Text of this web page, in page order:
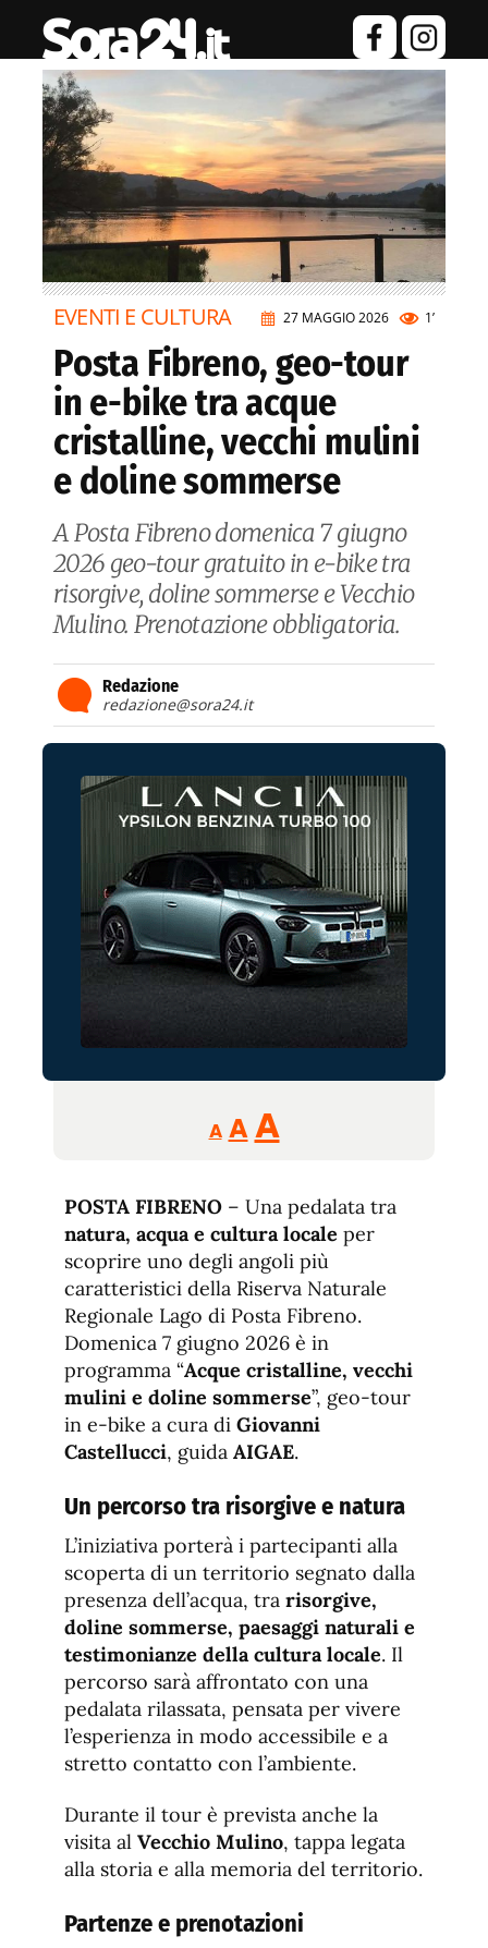
27 MAGGIO 2026 1’
EVENTI E CULTURA
Posta Fibreno, geo-tour
in e-bike tra acque
cristalline, vecchi mulini
e doline sommerse
A Posta Fibreno domenica 7 giugno
2026 geo-tour gratuito in e-bike tra
risorgive, doline sommerse e Vecchio
Mulino. Prenotazione obbligatoria.
Redazione
redazione@sora24.it
A
Reducir
tamaño
A Restablecer
tamaño
de
fuente
AAumentar
de
fuente.
POSTA FIBRENO – Una pedalata tra
natura, acqua e cultura locale per
scoprire uno degli angoli più
caratteristici della Riserva Naturale
Regionale Lago di Posta Fibreno.
Domenica 7 giugno 2026 è in
programma “Acque cristalline, vecchi
mulini e doline sommerse”, geo-tour
in e-bike a cura di Giovanni
Castellucci, guida AIGAE.
Un percorso tra risorgive e natura
L’iniziativa porterà i partecipanti alla
scoperta di un territorio segnato dalla
presenza dell’acqua, tra risorgive,
doline sommerse, paesaggi naturali e
testimonianze della cultura locale. Il
percorso sarà affrontato con una
pedalata rilassata, pensata per vivere
l’esperienza in modo accessibile e a
stretto contatto con l’ambiente.
Durante il tour è prevista anche la
visita al Vecchio Mulino, tappa legata
alla storia e alla memoria del territorio.
Partenze e prenotazioni